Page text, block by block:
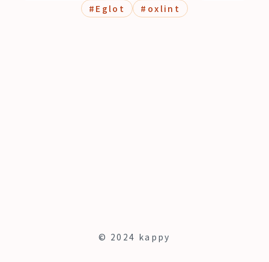
# Eglot # oxlint
© 2024 kappy